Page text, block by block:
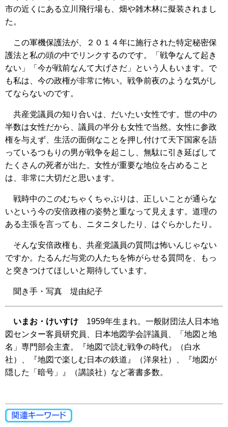
市の近くにある立川飛行場も、畑や雑木林に擬装されまし
た。
この軍機保護法が、２０１４年に施行された特定秘密保
護法と私の頭の中でリンクするのです。「戦争なんて起き
ない」「今が戦前なんて大げさだ」という人もいます。で
も私は、今の政権が非常に怖い。戦争前夜のような気がし
てならないのです。
共産党議員の知り合いは、だいたい女性です。世の中の
半数は女性だから、議員の半分も女性で当然。女性に参政
権を与えず、生活の面倒なことを押し付けて天下国家を語
っているつもりの男が戦争を起こし、無駄に引き延ばして
たくさんの死者が出た。女性が重要な地位を占めること
は、非常に大切だと思います。
戦時中のこのむちゃくちゃぶりは、正しいことが通らな
いという今の安倍政権の姿勢と重なって見えます。道理の
ある主張を言っても、ニタニタしたり、はぐらかしたり。
そんな安倍政権も、共産党議員の質問は怖いんじゃない
ですか。たるんだ与党の人たちを怖がらせる質問を、もっ
と突きつけてほしいと期待しています。
聞き手・写真 堤由紀子
いまお・けいすけ 1959年生まれ。一般財団法人日本地
図センター客員研究員、日本地図学会評議員、「地図と地
名」専門部会主査。『地図で読む戦争の時代』（白水
社）、『地図で楽しむ日本の鉄道』（洋泉社）、『地図が
隠した「暗号」』（講談社）など著書多数。